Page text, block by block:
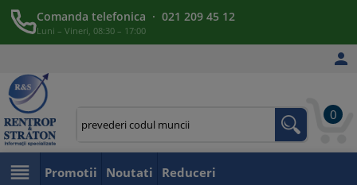
Comanda telefonica · 021 209 45 12
Luni – Vineri, 08:30 – 17:00

0
 Promotii Noutati Reduceri